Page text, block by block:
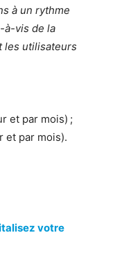
à un rythme
à-vis de la
les utilisateurs
et par mois) ;
et par mois).
votre